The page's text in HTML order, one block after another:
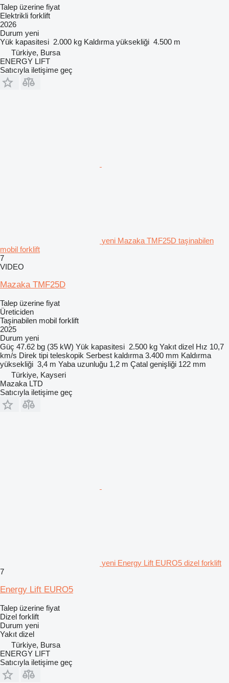
Talep üzerine fiyat
Elektrikli forklift
2026
Durum yeni
Yük kapasitesi 2.000 kg Kaldırma yüksekliği 4.500 m
Türkiye, Bursa
ENERGY LIFT
Satıcıyla iletişime geç
yeni Mazaka TMF25D taşinabilen
mobil forklift
7
VIDEO
Mazaka TMF25D
Talep üzerine fiyat
Üreticiden
Taşinabilen mobil forklift
2025
Durum yeni
Güç 47.62 bg (35 kW) Yük kapasitesi 2.500 kg Yakıt dizel Hız 10,7
km/s Direk tipi teleskopik Serbest kaldırma 3.400 mm Kaldırma
yüksekliği 3,4 m Yaba uzunluğu 1,2 m Çatal genişliği 122 mm
Türkiye, Kayseri
Mazaka LTD
Satıcıyla iletişime geç
yeni Energy Lift EURO5 dizel forklift
7
Energy Lift EURO5
Talep üzerine fiyat
Dizel forklift
Durum yeni
Yakıt dizel
Türkiye, Bursa
ENERGY LIFT
Satıcıyla iletişime geç